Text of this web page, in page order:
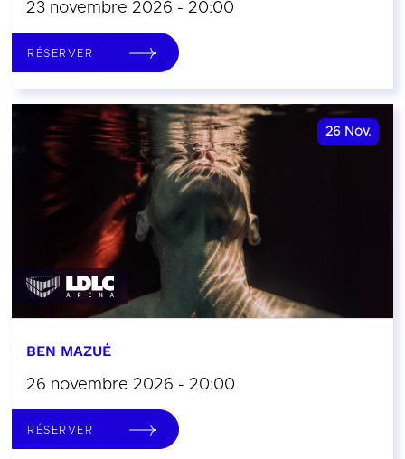
23 novembre 2026 - 20:00
RÉSERVER
26 Nov.
BEN MAZUÉ
26 novembre 2026 - 20:00
RÉSERVER